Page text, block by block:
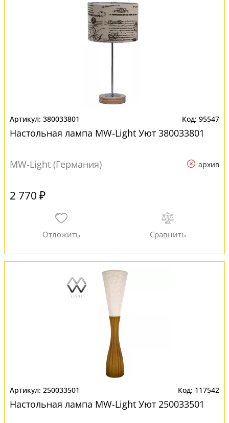
380033801 95547
Настольная лампа MW-Light Уют 380033801
MW-Light (Германия) архив
2 770 ₽
250033501 117542
Настольная лампа MW-Light Уют 250033501